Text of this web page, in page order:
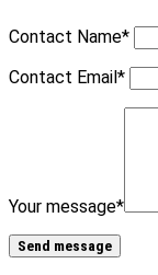
Contact Name*
Contact Email*
Your message*